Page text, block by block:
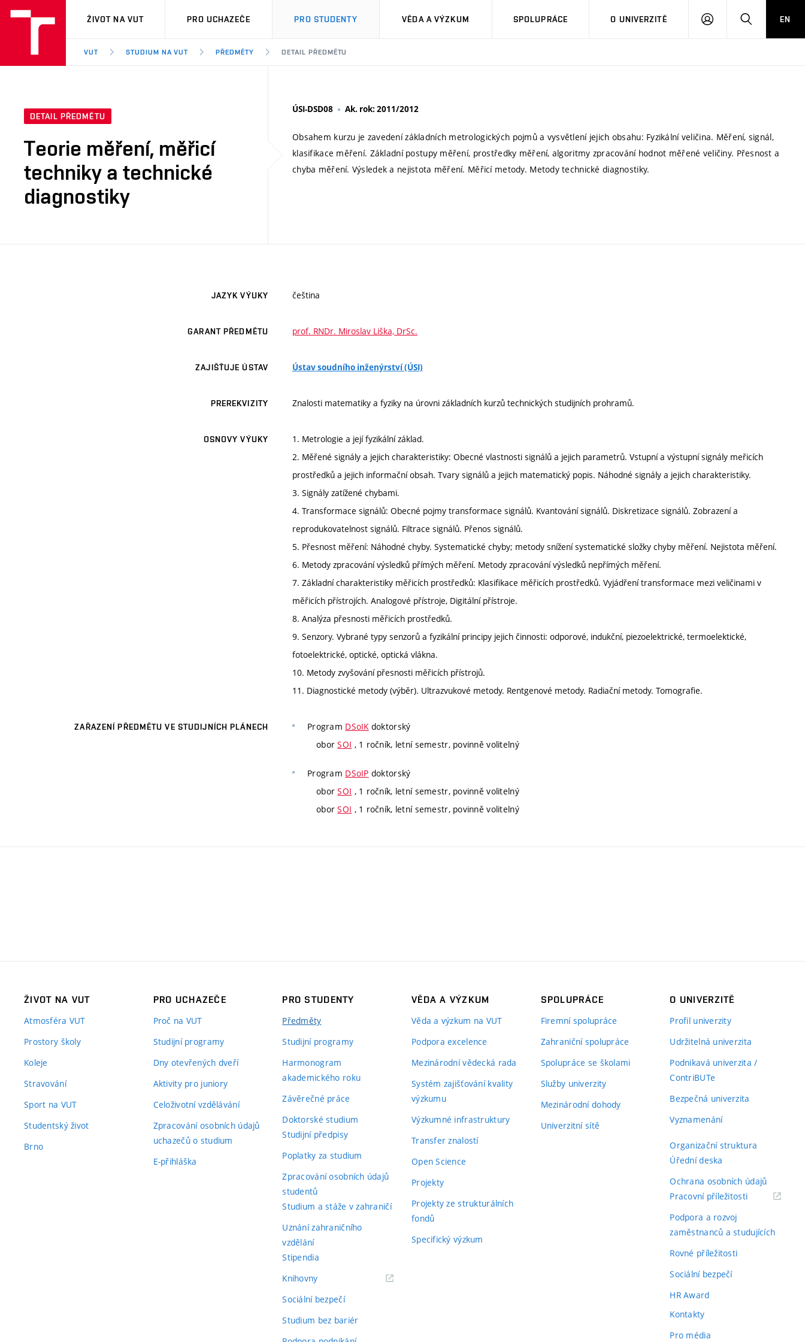
VUT
ŽIVOT NA VUT PRO UCHAZEČE PRO STUDENTY VĚDA A VÝZKUM SPOLUPRÁCE O UNIVERZITĚ
PŘIHLÁSIT HLEDATEN
VUT STUDIUM NA VUT PŘEDMĚTY DETAIL PŘEDMĚTU
DETAIL PŘEDMĚTU
Teorie měření, měřicí
techniky a technické
diagnostiky
ÚSI-DSD08 Ak. rok: 2011/2012
Obsahem kurzu je zavedení základních metrologických pojmů a vysvětlení jejich obsahu: Fyzikální veličina. Měření, signál,
klasifikace měření. Základní postupy měření, prostředky měření, algoritmy zpracování hodnot měřené veličiny. Přesnost a
chyba měření. Výsledek a nejistota měření. Měřicí metody. Metody technické diagnostiky.
JAZYK VÝUKY čeština
GARANT PŘEDMĚTU prof. RNDr. Miroslav Liška, DrSc.
ZAJIŠŤUJE ÚSTAV Ústav soudního inženýrství (ÚSI)
PREREKVIZITY Znalosti matematiky a fyziky na úrovni základních kurzů technických studijních prohramů.
OSNOVY VÝUKY
1. Metrologie a její fyzikální základ.
2. Měřené signály a jejich charakteristiky: Obecné vlastnosti signálů a jejich parametrů. Vstupní a výstupní signály meřicích
prostředků a jejich informační obsah. Tvary signálů a jejich matematický popis. Náhodné signály a jejich charakteristiky.
3. Signály zatížené chybami.
4. Transformace signálů: Obecné pojmy transformace signálů. Kvantování signálů. Diskretizace signálů. Zobrazení a
reprodukovatelnost signálů. Filtrace signálů. Přenos signálů.
5. Přesnost měření: Náhodné chyby. Systematické chyby; metody snížení systematické složky chyby měření. Nejistota měření.
6. Metody zpracování výsledků přímých měření. Metody zpracování výsledků nepřímých měření.
7. Základní charakteristiky měřicích prostředků: Klasifikace měřicích prostředků. Vyjádření transformace mezi veličinami v
měřicích přístrojích. Analogové přístroje, Digitální přístroje.
8. Analýza přesnosti měřicích prostředků.
9. Senzory. Vybrané typy senzorů a fyzikální principy jejich činnosti: odporové, indukční, piezoelektrické, termoelektické,
fotoelektrické, optické, optická vlákna.
10. Metody zvyšování přesnosti měřicích přístrojů.
11. Diagnostické metody (výběr). Ultrazvukové metody. Rentgenové metody. Radiační metody. Tomografie.
ZAŘAZENÍ PŘEDMĚTU VE STUDIJNÍCH PLÁNECH Program DSoIKdoktorský
oborSOI , 1 ročník, letní semestr, povinně volitelný
Program DSoIP doktorský
oborSOI , 1 ročník, letní semestr, povinně volitelný
oborSOI , 1 ročník, letní semestr, povinně volitelný
ŽIVOT NA VUT
Atmosféra VUT
Prostory školy
Koleje
Stravování
Sport na VUT
Studentský život
Brno
PRO UCHAZEČE
Proč na VUT
Studijní programy
Dny otevřených dveří
Aktivity pro juniory
Celoživotní vzdělávání
Zpracování osobních údajů
uchazečů o studium
E-přihláška
PRO STUDENTY
Předměty
Studijní programy
Harmonogram
akademického roku
Závěrečné práce
Doktorské studium
Studijní předpisy
Poplatky za studium
Zpracování osobních údajů
studentů
Studium a stáže v zahraničí
Uznání zahraničního
vzdělání
Stipendia
Knihovny(externí
Sociální bezpečí
Studium bez bariér
VĚDA A VÝZKUM
Věda a výzkum na VUT
Podpora excelence
Mezinárodní vědecká rada
Systém zajišťování kvality
výzkumu
Výzkumné infrastruktury
Transfer znalostí
Open Science
Projekty
Projekty ze strukturálních
fondů
Specifický výzkum
SPOLUPRÁCE
Firemní spolupráce
Zahraniční spolupráce
Spolupráce se školami
Služby univerzity
Mezinárodní dohody
Univerzitní sítě
O UNIVERZITĚ
Profil univerzity
Udržitelná univerzita
Podnikavá univerzita /
ContriBUTe
Bezpečná univerzita
Vyznamenání
Organizační struktura
Úřední deska
Ochrana osobních údajů
Pracovní příležitosti(externí
Podpora a rozvoj
zaměstnanců a studujících
Rovné příležitosti
Sociální bezpečí
HR Award
Kontakty
Pro média